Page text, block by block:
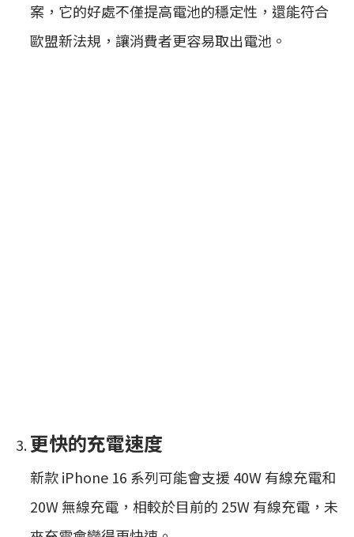
案，它的好處不僅提高電池的穩定性，還能符合
歐盟新法規，讓消費者更容易取出電池。
更快的充電速度
新款 iPhone 16 系列可能會支援 40W 有線充電和
20W 無線充電，相較於目前的 25W 有線充電，未